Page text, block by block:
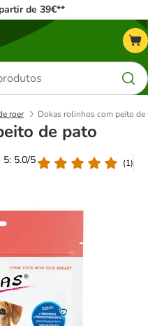
de 39€**
roer Dokas rolinhos com peito de
de pato
5: 5.0/5
(1)